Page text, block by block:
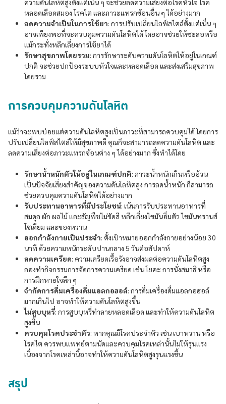
ความดันโลหิตสูงตั้งแต่เนิ่น ๆ จะช่วยลดความเสี่ยงต่อโรคหัวใจ โรค
หลอดเลือดสมอง โรคไต และภาวะแทรกซ้อนอื่น ๆ ได้อย่างมาก
ลดความจำเป็นในการใช้ยา: การปรับเปลี่ยนไลฟ์สไตล์ตั้งแต่เนิ่น ๆ
อาจเพียงพอที่จะควบคุมความดันโลหิตได้ โดยอาจช่วยให้ชะลอหรือ
แม้กระทั่งหลีกเลี่ยงการใช้ยาได้
รักษาสุขภาพโดยรวม: การรักษาระดับความดันโลหิตให้อยู่ในเกณฑ์
ปกติ จะช่วยปกป้องระบบหัวใจและหลอดเลือด และส่งเสริมสุขภาพ
โดยรวม
การควบคุมความดันโลหิต
แม้ว่าจะพบบ่อยแต่ความดันโลหิตสูงเป็นภาวะที่สามารถควบคุมได้ โดยการ
ปรับเปลี่ยนไลฟ์สไตล์ให้มีสุขภาพดี คุณก็จะสามารถลดความดันโลหิต และ
ลดความเสี่ยงต่อภาวะแทรกซ้อนต่าง ๆ ได้อย่างมาก ซึ่งทำได้โดย
รักษาน้ำหนักตัวให้อยู่ในเกณฑ์ปกติ: ภาวะน้ำหนักเกินหรืออ้วน
เป็นปัจจัยเสี่ยงสำคัญของความดันโลหิตสูง การลดน้ำหนัก ก็สามารถ
ช่วยควบคุมความดันโลหิตได้อย่างมาก
รับประทานอาหารที่มีประโยชน์: เน้นการรับประทานอาหารที่
สมดุล ผัก ผลไม้ และธัญพืชไม่ขัดสี หลีกเลี่ยงไขมันอิ่มตัว ไขมันทรานส์
โซเดียม และของหวาน
ออกกำลังกายเป็นประจำ: ตั้งเป้าหมายออกกำลังกายอย่างน้อย 30
นาที ด้วยความหนักระดับปานกลาง 5 วันต่อสัปดาห์
ลดความเครียด: ความเครียดเรื้อรังอาจส่งผลต่อความดันโลหิตสูง
ลองทำกิจกรรมการจัดการความเครียด เช่น โยคะ การนั่งสมาธิ หรือ
การฝึกหายใจลึก ๆ
จำกัดการดื่มเครื่องดื่มแอลกอฮอล์: การดื่มเครื่องดื่มแอลกอฮอล์
มากเกินไป อาจทำให้ความดันโลหิตสูงขึ้น
ไม่สูบบุหรี่: การสูบบุหรี่ทำลายหลอดเลือด และทำให้ความดันโลหิต
สูงขึ้น
ควบคุมโรคประจำตัว: หากคุณมีโรคประจำตัว เช่น เบาหวาน หรือ
โรคไต ควรพบแพทย์ตามนัดและควบคุมโรคเหล่านั้นไม่ให้รุนแรง
เนื่องจากโรคเหล่านี้อาจทำให้ความดันโลหิตสูงรุนแรงขึ้น
สรุป